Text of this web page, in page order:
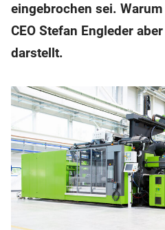
eingebrochen sei.
CEO Stefan Engleder
darstellt.